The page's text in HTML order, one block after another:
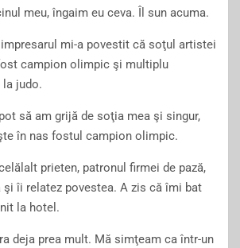
meu, îngaim eu ceva. Îl sun acuma.
impresarul mi-a povestit că soţul artistei
campion olimpic şi multiplu
judo.
să am grijă de soţia mea şi singur,
în nas fostul campion olimpic.
prieten, patronul firmei de pază,
îi relatez povestea. A zis că îmi bat
la hotel.
deja prea mult. Mă simţeam ca într-un